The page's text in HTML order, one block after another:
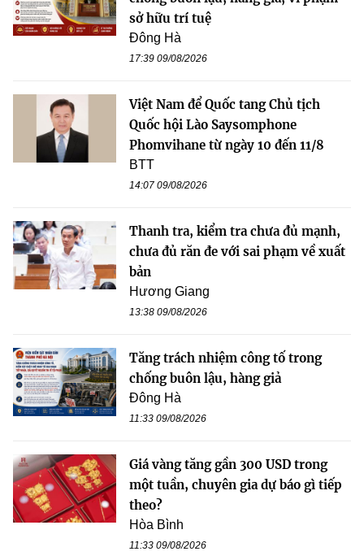
sở hữu trí tuệ
Đông Hà
17:39 09/08/2026
Việt Nam để Quốc tang Chủ tịch
Quốc hội Lào Saysomphone
Phomvihane từ ngày 10 đến 11/8
BTT
14:07 09/08/2026
Thanh tra, kiểm tra chưa đủ mạnh,
chưa đủ răn đe với sai phạm về xuất
bản
Hương Giang
13:38 09/08/2026
Tăng trách nhiệm công tố trong
chống buôn lậu, hàng giả
Đông Hà
11:33 09/08/2026
Giá vàng tăng gần 300 USD trong
một tuần, chuyên gia dự báo gì tiếp
theo?
Hòa Bình
11:33 09/08/2026